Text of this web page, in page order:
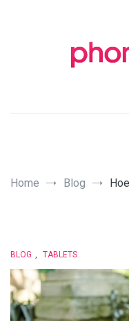
Home Blog
BLOG , TABLETS